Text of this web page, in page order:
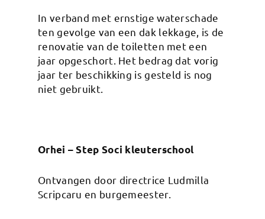
In verband met ernstige waterschade
ten gevolge van een dak lekkage, is de
renovatie van de toiletten met een
jaar opgeschort. Het bedrag dat vorig
jaar ter beschikking is gesteld is nog
niet gebruikt.
Orhei – Step Soci kleuterschool
Ontvangen door directrice Ludmilla
Scripcaru en burgemeester.